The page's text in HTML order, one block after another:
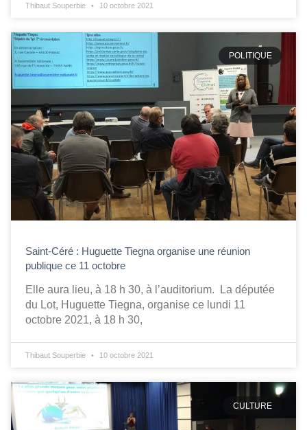
Thibaut Souperbie 10 octobre 2021
POLITIQUE
Saint-Céré : Huguette Tiegna organise une réunion
publique ce 11 octobre
Elle aura lieu, à 18 h 30, à l’auditorium. La députée
du Lot, Huguette Tiegna, organise ce lundi 11
octobre 2021, à 18 h 30,
Thibaut Souperbie 10 octobre 2021
CULTURE